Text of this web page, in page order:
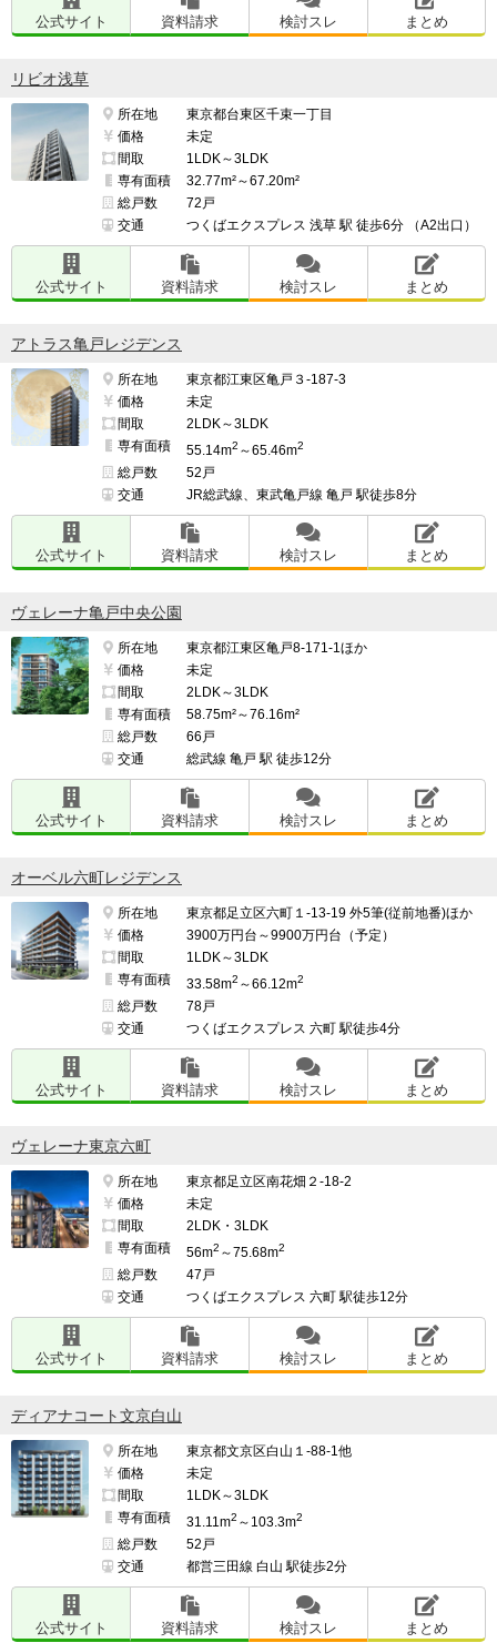
公式サイト 資料請求 検討スレ まとめ
リビオ浅草
所在地
東京都台東区千束一丁目
価格
未定
間取
1LDK～3LDK
専有面積
32.77m²～67.20m²
総戸数
72戸
交通
つくばエクスプレス 浅草 駅 徒歩6分 （A2出口）
公式サイト 資料請求 検討スレ まとめ
アトラス亀戸レジデンス
所在地
東京都江東区亀戸３-187-3
価格
未定
間取
2LDK～3LDK
専有面積
55.14m2 ～65.46m2
総戸数
52戸
交通
JR総武線、東武亀戸線 亀戸 駅徒歩8分
公式サイト 資料請求 検討スレ まとめ
ヴェレーナ亀戸中央公園
所在地
東京都江東区亀戸8-171-1ほか
価格
未定
間取
2LDK～3LDK
専有面積
58.75m²～76.16m²
総戸数
66戸
交通
総武線 亀戸 駅 徒歩12分
公式サイト 資料請求 検討スレ まとめ
オーベル六町レジデンス
所在地
東京都足立区六町１-13-19 外5筆(従前地番)ほか
価格
3900万円台～9900万円台（予定）
間取
1LDK～3LDK
専有面積
33.58m2 ～66.12m2
総戸数
78戸
交通
つくばエクスプレス 六町 駅徒歩4分
公式サイト 資料請求 検討スレ まとめ
ヴェレーナ東京六町
所在地
東京都足立区南花畑２-18-2
価格
未定
間取
2LDK・3LDK
専有面積
56m2 ～75.68m2
総戸数
47戸
交通
つくばエクスプレス 六町 駅徒歩12分
公式サイト 資料請求 検討スレ まとめ
ディアナコート文京白山
所在地
東京都文京区白山１-88-1他
価格
未定
間取
1LDK～3LDK
専有面積
31.11m2 ～103.3m2
総戸数
52戸
交通
都営三田線 白山 駅徒歩2分
公式サイト 資料請求 検討スレ まとめ